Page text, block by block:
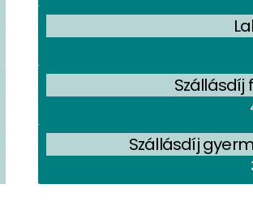
Szállásdíj
Szállásdíj